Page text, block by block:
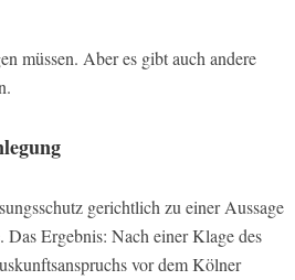
müssen. Aber es gibt auch andere
gerichtlich zu einer Aussage
Das Ergebnis: Nach einer Klage des
vor dem Kölner